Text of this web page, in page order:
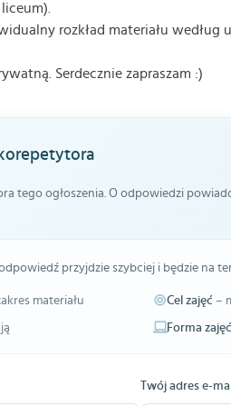
rozkład materiału według
Serdecznie zapraszam :)
tego ogłoszenia. O odpowiedzi
przyjdzie szybciej i będzie na
materiału Cel zajęć –
Forma zajęć
Twój adres e-